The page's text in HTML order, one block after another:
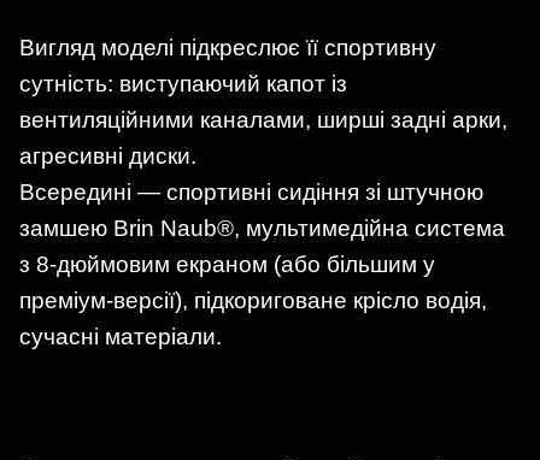
Вигляд моделі підкреслює її спортивну
сутність: виступаючий капот із
вентиляційними каналами, ширші задні арки,
агресивні диски.
Всередині — спортивні сидіння зі штучною
замшею Brin Naub®, мультимедійна система
з 8-дюймовим екраном (або більшим у
преміум-версії), підкориговане крісло водія,
сучасні матеріали.